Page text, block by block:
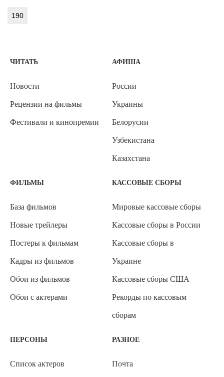
190
ЧИТАТЬ
Новости
Рецензии на фильмы
Фестивали и кинопремии
АФИША
России
Украины
Белорусии
Узбекистана
Казахстана
ФИЛЬМЫ
База фильмов
Новые трейлеры
Постеры к фильмам
Кадры из фильмов
Обои из фильмов
Обои с актерами
КАССОВЫЕ СБОРЫ
Мировые кассовые сборы
Кассовые сборы в России
Кассовые сборы в
Украине
Кассовые сборы США
Рекорды по кассовым
сборам
ПЕРСОНЫ
Список актеров
РАЗНОЕ
Почта